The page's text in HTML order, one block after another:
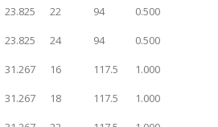
23.825 22 94
0.500
23.825 24 94
0.500
31.267 16 117.5
1.000
31.267 18 117.5
1.000